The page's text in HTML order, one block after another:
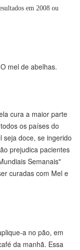
em 2008 ou
mel de abelhas.
cura a maior parte
os países do
seja doce, se ingerido
prejudica pacientes
Semanais"
curadas com Mel e
a no pão, em
da manhã. Essa